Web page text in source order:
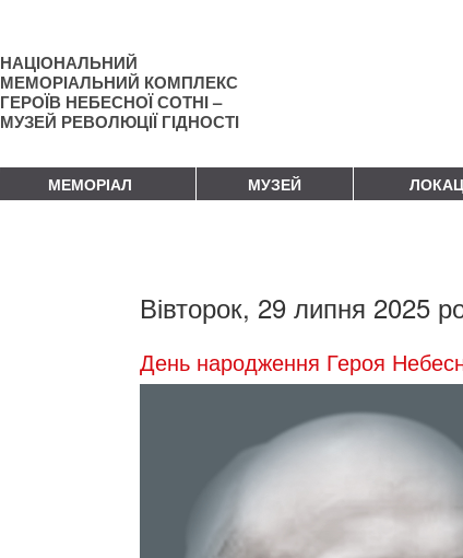
НАЦІОНАЛЬНИЙ
МЕМОРІАЛЬНИЙ КОМПЛЕКС
ГЕРОЇВ НЕБЕСНОЇ СОТНІ –
МУЗЕЙ РЕВОЛЮЦІЇ ГІДНОСТІ
МЕМОРІАЛ МУЗЕЙ
Вівторок, 29 липня 2025
День народження Героя